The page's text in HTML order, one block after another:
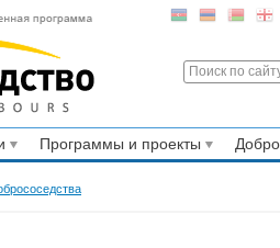
Программы и проекты